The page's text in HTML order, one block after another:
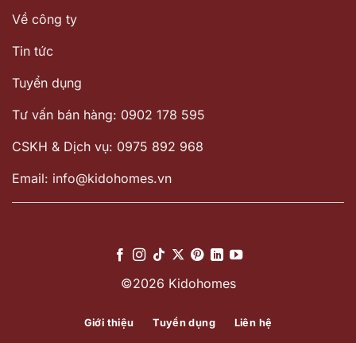
Về công ty
Tin tức
Tuyển dụng
Tư vấn bán hàng: 0902 178 595
CSKH & Dịch vụ: 0975 892 968
Email: info@kidohomes.vn
©2026 Kidohomes
Giới thiệu Tuyển dụng Liên hệ